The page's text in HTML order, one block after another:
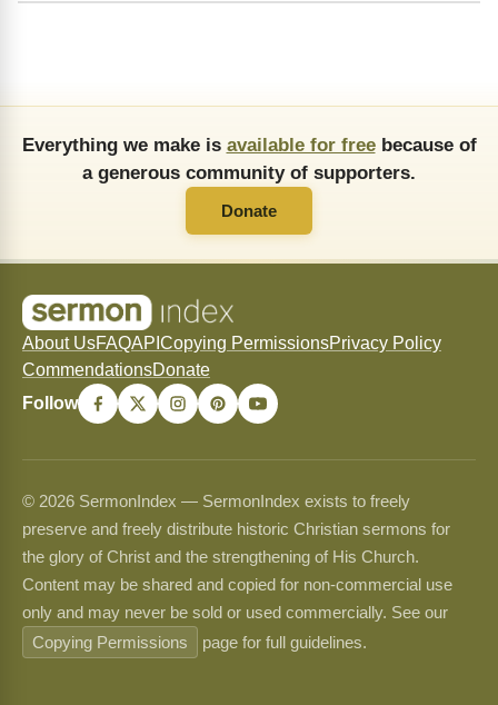
Everything we make is available for freebecause of
a generous community of supporters.
Donate
About UsFAQAPI Copying PermissionsPrivacy Policy
CommendationsDonate
Follow
© 2026 SermonIndex — SermonIndex exists to freely
preserve and freely distribute historic Christian sermons for
the glory of Christ and the strengthening of His Church.
Content may be shared and copied for non-commercial use
only and may never be sold or used commercially. See our
Copying Permissions
page for full guidelines.